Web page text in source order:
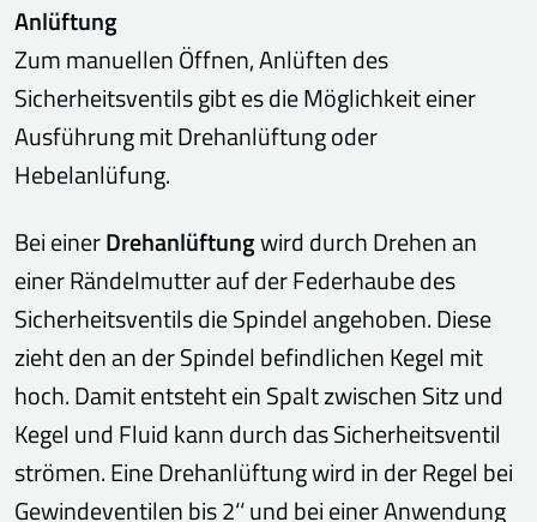
Anlüftung
Zum manuellen Öffnen, Anlüften des
Sicherheitsventils gibt es die Möglichkeit einer
Ausführung mit Drehanlüftung oder
Hebelanlüfung.
Bei einerDrehanlüftungwird durch Drehen an
einer Rändelmutter auf der Federhaube des
Sicherheitsventils die Spindel angehoben. Diese
zieht den an der Spindel befindlichen Kegel mit
hoch. Damit entsteht ein Spalt zwischen Sitz und
Kegel und Fluid kann durch das Sicherheitsventil
strömen. Eine Drehanlüftung wird in der Regel bei
Gewindeventilen bis 2‘‘ und bei einer Anwendung